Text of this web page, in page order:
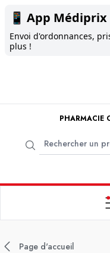
📱 App Médiprix
Envoi d'ordonnances,
plus !
PHARMACIE
Page d'accueil